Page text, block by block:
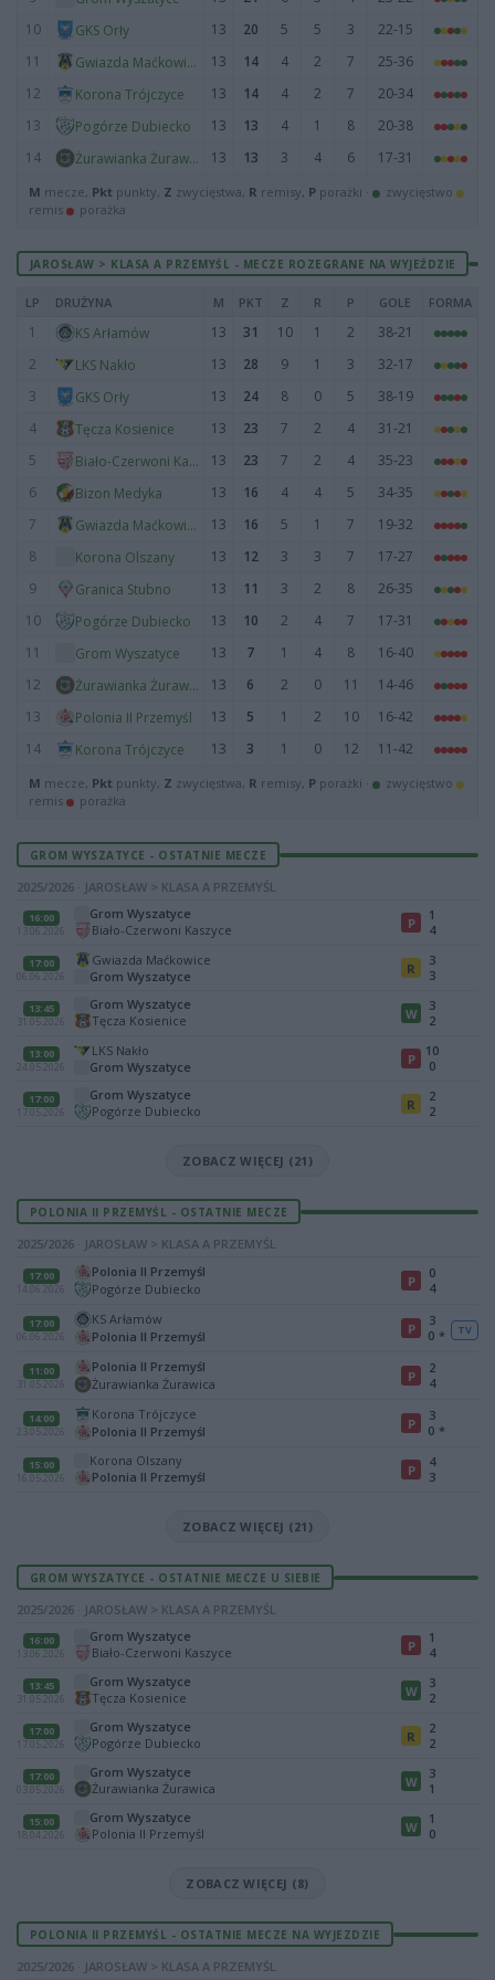
10
GKS Orły 13 20 5 5 3
22-15
11
Gwiazda Maćkowice 13 14 4 2 7
25-36
12
Korona Trójczyce 13 14 4 2 7
20-34
13
Pogórze Dubiecko 13 13 4 1 8
20-38
14
Żurawianka Żurawica 13 13 3 4 6 17-31
M mecze, Pkt punkty, Z zwycięstwa, R remisy, P porażki ·
zwycięstwo
remis
porażka
JAROSŁAW > KLASA A PRZEMYŚL - MECZE ROZEGRANE NA WYJEŹDZIE
LP DRUŻYNA M PKT Z R P GOLE FORMA
1 KS Arłamów 13 31 10 1 2
38-21
2
LKS Nakło 13 28 9 1 3
32-17
3
GKS Orły 13 24 8 0 5
38-19
4
Tęcza Kosienice 13 23 7 2 4
31-21
5
Biało-Czerwoni Kaszyce 13 23 7 2 4
35-23
6
Bizon Medyka 13 16 4 4 5
34-35
7
Gwiazda Maćkowice 13 16 5 1 7
19-32
8
Korona Olszany 13 12 3 3 7
17-27
9
Granica Stubno 13 11 3 2 8
26-35
10
Pogórze Dubiecko 13 10 2 4 7
17-31
11
Grom Wyszatyce 13 7 1 4 8
16-40
12
Żurawianka Żurawica 13 6 2 0 11
14-46
13
Polonia II Przemyśl 13 5 1 2 10
16-42
14
Korona Trójczyce 13 3 1 0 12 11-42
M mecze, Pkt punkty, Z zwycięstwa, R remisy, P porażki ·
zwycięstwo
remis
porażka
GROM WYSZATYCE - OSTATNIE MECZE
2025/2026 · JAROSŁAW > KLASA A PRZEMYŚL
16:00
13.06.2026
Grom Wyszatyce
Biało-Czerwoni Kaszyce
P
1
4
17:00
06.06.2026
Gwiazda Maćkowice
Grom Wyszatyce
R
3
3
13:45
31.05.2026
Grom Wyszatyce
Tęcza Kosienice
W
3
2
13:00
24.05.2026
LKS Nakło
Grom Wyszatyce
P
10
0
17:00
17.05.2026
Grom Wyszatyce
Pogórze Dubiecko
R
2
2
ZOBACZ WIĘCEJ (21)
POLONIA II PRZEMYŚL - OSTATNIE MECZE
2025/2026 · JAROSŁAW > KLASA A PRZEMYŚL
17:00
14.06.2026
Polonia II Przemyśl
Pogórze Dubiecko
P
0
4
17:00
06.06.2026
KS Arłamów
Polonia II Przemyśl
P
3
0 * TV
11:00
31.05.2026
Polonia II Przemyśl
Żurawianka Żurawica
P
2
4
14:00
23.05.2026
Korona Trójczyce
Polonia II Przemyśl
P
3
0 *
15:00
16.05.2026
Korona Olszany
Polonia II Przemyśl
P
4
3
ZOBACZ WIĘCEJ (21)
GROM WYSZATYCE - OSTATNIE MECZE U SIEBIE
2025/2026 · JAROSŁAW > KLASA A PRZEMYŚL
16:00
13.06.2026
Grom Wyszatyce
Biało-Czerwoni Kaszyce
P
1
4
13:45
31.05.2026
Grom Wyszatyce
Tęcza Kosienice
W
3
2
17:00
17.05.2026
Grom Wyszatyce
Pogórze Dubiecko
R
2
2
17:00
03.05.2026
Grom Wyszatyce
Żurawianka Żurawica
W
3
1
15:00
18.04.2026
Grom Wyszatyce
Polonia II Przemyśl
W
1
0
ZOBACZ WIĘCEJ (8)
POLONIA II PRZEMYŚL - OSTATNIE MECZE NA WYJEZDZIE
2025/2026 · JAROSŁAW > KLASA A PRZEMYŚL